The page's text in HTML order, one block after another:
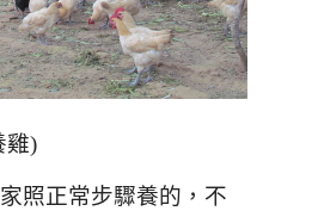
雞)
照正常步驟養的，不